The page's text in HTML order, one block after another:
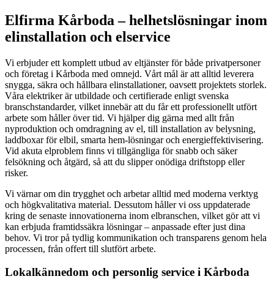
Elfirma Kårboda – helhetslösningar inom
elinstallation och elservice
Vi erbjuder ett komplett utbud av eltjänster för både privatpersoner
och företag i Kårboda med omnejd. Vårt mål är att alltid leverera
snygga, säkra och hållbara elinstallationer, oavsett projektets storlek.
Våra elektriker är utbildade och certifierade enligt svenska
branschstandarder, vilket innebär att du får ett professionellt utfört
arbete som håller över tid. Vi hjälper dig gärna med allt från
nyproduktion och omdragning av el, till installation av belysning,
laddboxar för elbil, smarta hem-lösningar och energieffektivisering.
Vid akuta elproblem finns vi tillgängliga för snabb och säker
felsökning och åtgärd, så att du slipper onödiga driftstopp eller
risker.
Vi värnar om din trygghet och arbetar alltid med moderna verktyg
och högkvalitativa material. Dessutom håller vi oss uppdaterade
kring de senaste innovationerna inom elbranschen, vilket gör att vi
kan erbjuda framtidssäkra lösningar – anpassade efter just dina
behov. Vi tror på tydlig kommunikation och transparens genom hela
processen, från offert till slutfört arbete.
Lokalkännedom och personlig service i Kårboda